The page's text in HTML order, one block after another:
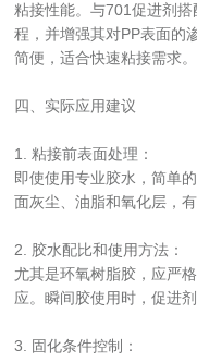
粘接性能。与701促进剂
程，并增强其对PP表面的
简便，适合快速粘接需求。
四、实际应用建议
1. 粘接前表面处理：
即使使用专业胶水，简单
面灰尘、油脂和氧化层，
2. 胶水配比和使用方法：
尤其是环氧树脂胶，应严
应。瞬间胶使用时，促进
3. 固化条件控制：